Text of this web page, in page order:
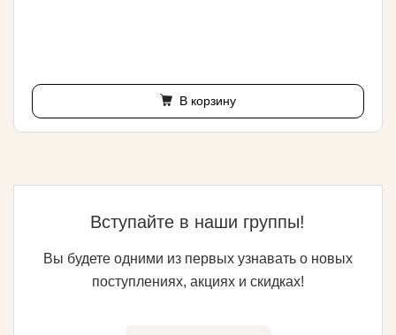
В корзину
Вступайте в наши группы!
Вы будете одними из первых узнавать о новых
поступлениях, акциях и скидках!